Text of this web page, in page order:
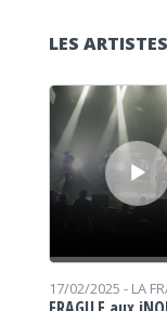
LES
Lecteur audio
17/02/2025 - LA